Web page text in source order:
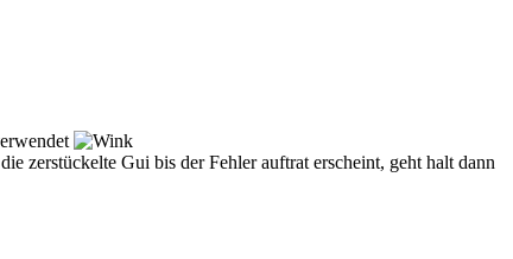
zerstückelte Gui bis der Fehler auftrat erscheint, geht halt dann